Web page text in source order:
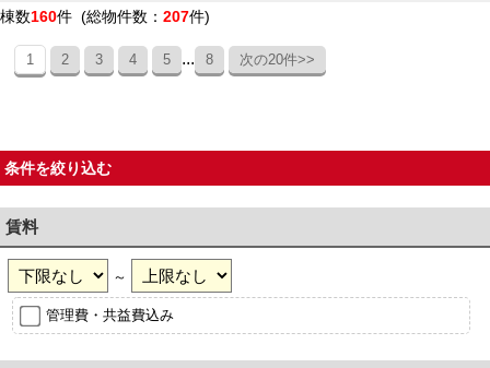
棟数160件 (総物件数： 207件)
1 2 3 4 5 ... 8 次の20件>>
条件を絞り込む
賃料
～
管理費・共益費込み